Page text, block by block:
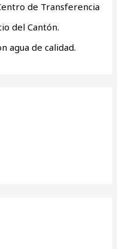
de Transferencia
del Cantón.
agua de calidad.